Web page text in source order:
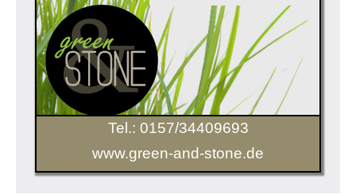
Tel.: 0157/34409693
www.green-and-stone.de